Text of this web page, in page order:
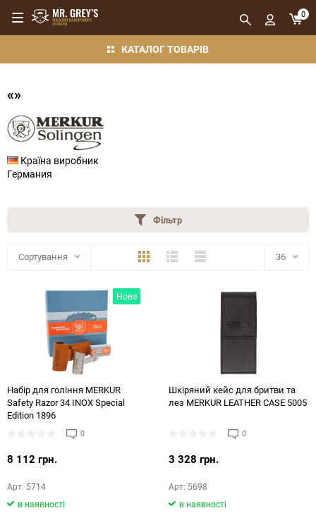
КАТАЛОГ ТОВАРІВ
0
«»
Країна виробник
Германия
Фільтр
Сортування ПлиткаДетальноКомпактно 36
Нове
Набір для гоління MERKUR
Safety Razor 34 INOX Special
Edition 1896
0
8 112 грн.
Арт: 5714
в наявності
Шкіряний кейс для бритви та
лез MERKUR LEATHER CASE 5005
0
3 328 грн.
Арт: 5698
в наявності